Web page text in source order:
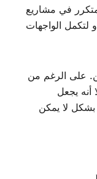
في مشاريع
لتكمل الواجهات
على الرغم من
أنه يجعل
بشكل لا يمكن